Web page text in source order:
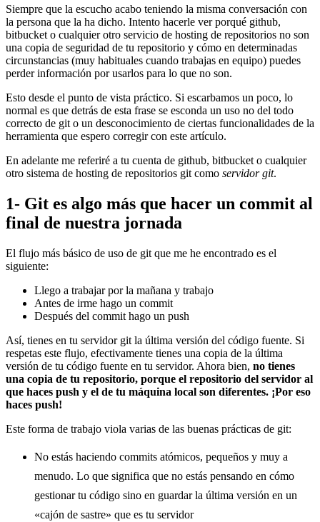
Siempre que la escucho acabo teniendo la misma conversación con
la persona que la ha dicho. Intento hacerle ver porqué github,
bitbucket o cualquier otro servicio de hosting de repositorios no son
una copia de seguridad de tu repositorio y cómo en determinadas
circunstancias (muy habituales cuando trabajas en equipo) puedes
perder información por usarlos para lo que no son.
Esto desde el punto de vista práctico. Si escarbamos un poco, lo
normal es que detrás de esta frase se esconda un uso no del todo
correcto de git o un desconocimiento de ciertas funcionalidades de la
herramienta que espero corregir con este artículo.
En adelante me referiré a tu cuenta de github, bitbucket o cualquier
otro sistema de hosting de repositorios git como servidor git.
1- Git es algo más que hacer un commit al
final de nuestra jornada
El flujo más básico de uso de git que me he encontrado es el
siguiente:
Llego a trabajar por la mañana y trabajo
Antes de irme hago un commit
Después del commit hago un push
Así, tienes en tu servidor git la última versión del código fuente. Si
respetas este flujo, efectivamente tienes una copia de la última
versión de tu código fuente en tu servidor. Ahora bien, no tienes
una copia de tu repositorio, porque el repositorio del servidor al
que haces push y el de tu máquina local son diferentes. ¡Por eso
haces push!
Este forma de trabajo viola varias de las buenas prácticas de git:
No estás haciendo commits atómicos, pequeños y muy a
menudo. Lo que significa que no estás pensando en cómo
gestionar tu código sino en guardar la última versión en un
«cajón de sastre» que es tu servidor